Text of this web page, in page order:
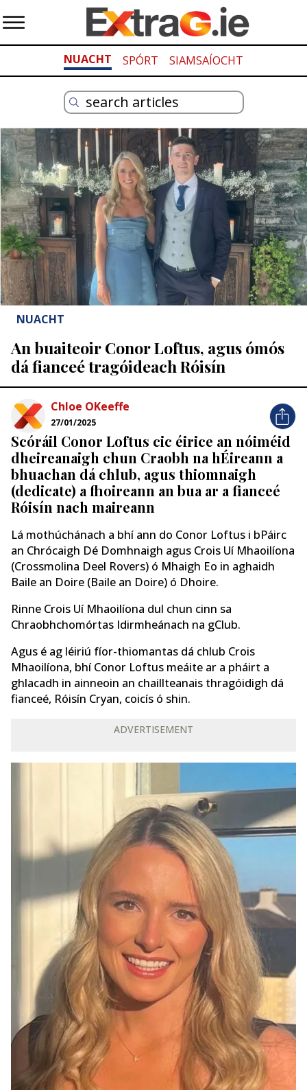
NUACHT SPÓRT SIAMSAÍOCHT
NUACHT
An buaiteoir Conor Loftus, agus ómós
dá fianceé tragóideach Róisín
Chloe OKeeffe
27/01/2025
Scóráil Conor Loftus cic éirice an nóiméid
dheireanaigh chun Craobh na hÉireann a
bhuachan dá chlub, agus thiomnaigh
(dedicate) a fhoireann an bua ar a fianceé
Róisín nach maireann
Lá mothúchánach a bhí ann do Conor Loftus i bPáirc
an Chrócaigh Dé Domhnaigh agus Crois Uí Mhaoilíona
(Crossmolina Deel Rovers) ó Mhaigh Eo in aghaidh
Baile an Doire (Baile an Doire) ó Dhoire.
Rinne Crois Uí Mhaoilíona dul chun cinn sa
Chraobhchomórtas Idirmheánach na gClub.
Agus é ag léiriú fíor-thiomantas dá chlub Crois
Mhaoilíona, bhí Conor Loftus meáite ar a pháirt a
ghlacadh in ainneoin an chaillteanais thragóidigh dá
fianceé, Róisín Cryan, coicís ó shin.
ADVERTISEMENT